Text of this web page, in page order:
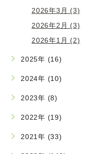
2026年3月 (3)
2026年2月 (3)
2026年1月 (2)
2025年 (16)
2024年 (10)
2023年 (8)
2022年 (19)
2021年 (33)